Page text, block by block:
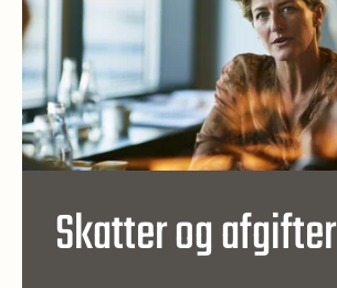
Skatter og afgifter